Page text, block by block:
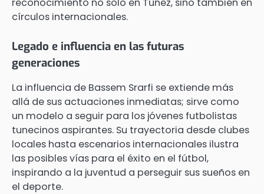
círculos internacionales.
Legado e influencia en las futuras
generaciones
La influencia de Bassem Srarfi se extiende más
allá de sus actuaciones inmediatas; sirve como
un modelo a seguir para los jóvenes futbolistas
tunecinos aspirantes. Su trayectoria desde clubes
locales hasta escenarios internacionales ilustra
las posibles vías para el éxito en el fútbol,
inspirando a la juventud a perseguir sus sueños en
el deporte.